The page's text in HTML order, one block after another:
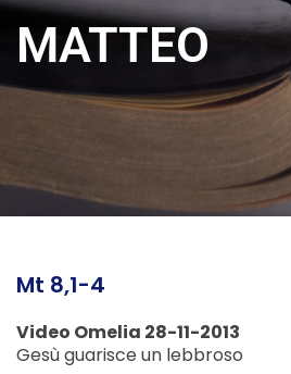
MATTEO
Mt 8,1-4
Video Omelia 28-11-2013
Gesù guarisce un lebbroso